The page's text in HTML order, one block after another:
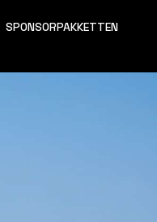
SPONSORPAKKETTEN